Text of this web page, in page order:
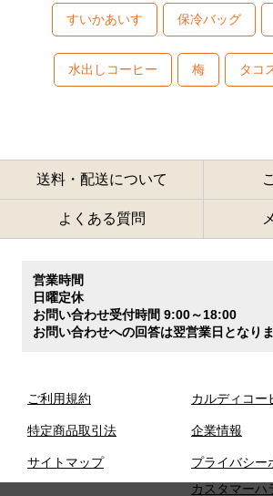
すいかあいす 保冷バッグ
水出しコーヒー 梅 タコ
送料・配送について
よくある質問
営業時間
日曜定休
お問い合わせ受付時間 9:00～18:00
お問い合わせへの回答は翌営業日となりま
ご利用規約
特定商品取引法
サイトマップ
カルディコー
企業情報
プライバシー
カスタマーハ